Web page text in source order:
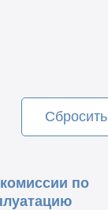
Сбросить
по